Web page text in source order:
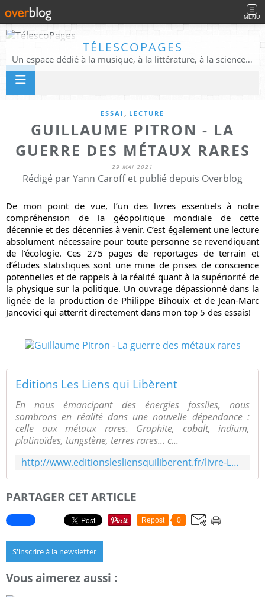
MENU
TÉLESCOPAGES
Un espace dédié à la musique, à la littérature, à la science, à la conscience, et au-delà
ESSAI , LECTURE
GUILLAUME PITRON - LA
GUERRE DES MÉTAUX RARES
29 MAI 2021
Rédigé par Yann Caroff et publié depuis Overblog
De mon point de vue, l’un des livres essentiels à notre
compréhension de la géopolitique mondiale de cette
décennie et des décennies à venir. C’est également une lecture
absolument nécessaire pour toute personne se revendiquant
de l’écologie. Ces 275 pages de reportages de terrain et
d’études statistiques sont une mine de prises de conscience
potentielles et de rappels à la réalité quant à la supériorité de
la physique sur la politique. Un ouvrage dépassionné dans la
lignée de la production de Philippe Bihouix et de Jean-Marc
Jancovici qui atterrit directement dans mon top 5 des essais!
Editions Les Liens qui Libèrent
En nous émancipant des énergies fossiles, nous
sombrons en réalité dans une nouvelle dépendance :
celle aux métaux rares. Graphite, cobalt, indium,
platinoïdes, tungstène, terres rares... c...
http://www.editionslesliensquiliberent.fr/livre-La_guerre_des_m%C3%A9taux_rares-9791020905741-1-1-0-1.html
PARTAGER CET ARTICLE
Repost 0
S'inscrire à la newsletter
Vous aimerez aussi :